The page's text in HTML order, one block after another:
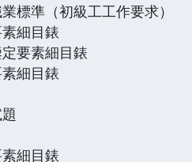
標準（初級工工作要求）
細目錶
要素細目錶
細目錶
細目錶